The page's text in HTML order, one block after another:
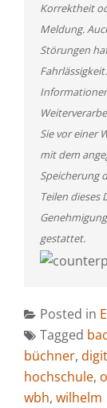
Korrektheit
Meldung.
Störungen
Sie vor einer
mit dem
Speicherung
Teilen
gestattet.
Posted in
Tagged
büchner,
hochschule,
wbh, wilhelm